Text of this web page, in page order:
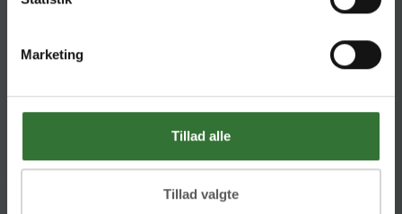
Marketing
Tillad alle
Tillad valgte
DK-4600 Køge
Impressum
Anbieterkennzeichnung
Hans Folsgaard GmbH